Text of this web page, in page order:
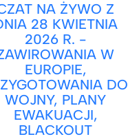
NA ŻYWO Z
28 KWIETNIA
2026 R. -
W
EUROPIE,
DO
WOJNY, PLANY
EWAKUACJI,
BLACKOUT